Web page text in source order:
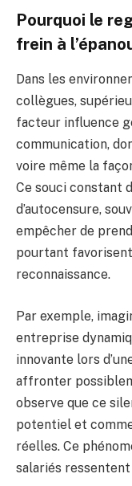
Pourquoi le
frein à
Dans les
collègues,
facteur influence
communication,
voire même la
Ce souci constant
d’autocensure,
empêcher de
pourtant
reconnaissance.
Par exemple,
entreprise
innovante lors
affronter
observe que ce
potentiel et
réelles. Ce
salariés